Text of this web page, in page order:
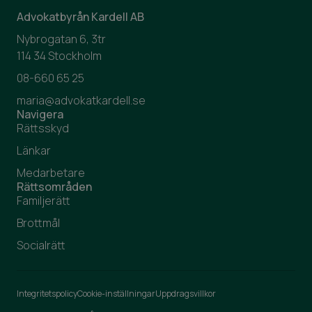
Rättsområden
Familjerätt
Brottmål
Socialrätt
Navigera
Rättsskyd
Länkar
Medarbetare
Advokatbyrån Kardell AB
Nybrogatan 6, 3tr
114 34 Stockholm
08-660 65 25
maria@advokatkardell.se
IntegritetspolicyCookie-inställningarUppdragsvillkor